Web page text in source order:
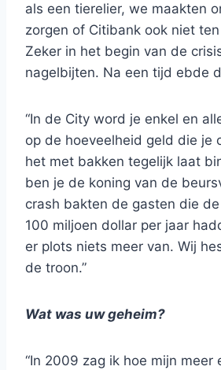
als een tierelier, we maakten
zorgen of Citibank ook niet
Zeker in het begin van de
nagelbijten. Na een tijd ebde
“In de City word je enkel en
op de hoeveelheid geld die je
het met bakken tegelijk laat
ben je de koning van de
crash bakten de gasten die
100 miljoen dollar per jaar
er plots niets meer van. Wij
de troon.”
Wat was uw geheim?
“In 2009 zag ik hoe mijn meer